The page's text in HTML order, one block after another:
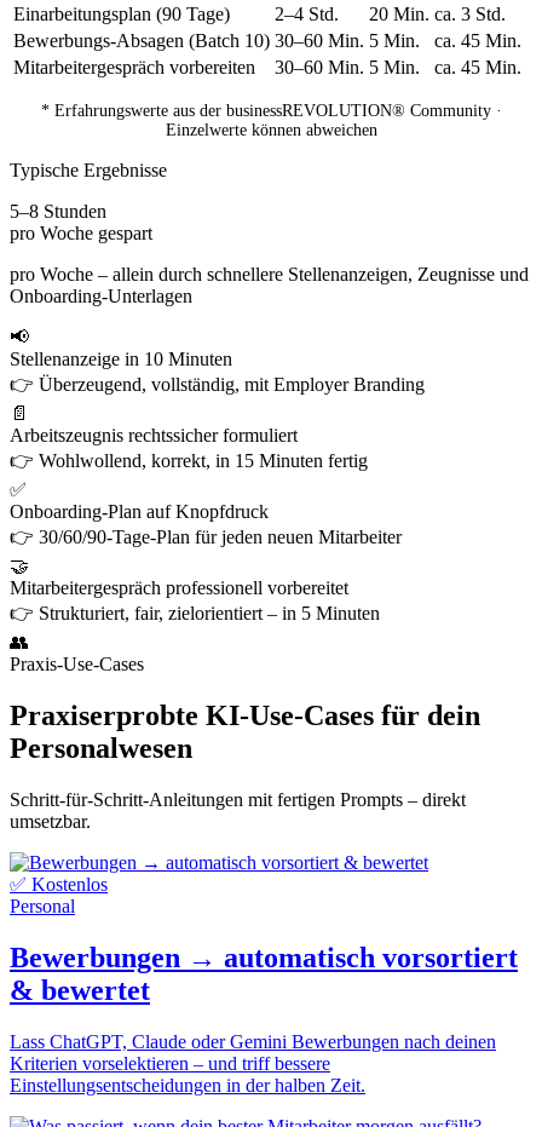
Einarbeitungsplan (90 Tage)
2–4 Std. 20 Min. ca. 3 Std.
Bewerbungs-Absagen (Batch 10) 30–60 Min. 5 Min.
ca. 45 Min.
Mitarbeitergespräch vorbereiten
30–60 Min. 5 Min. ca. 45 Min.
* Erfahrungswerte aus der businessREVOLUTION® Community ·
Einzelwerte können abweichen
Typische Ergebnisse
5–8 Stunden
pro Woche gespart
pro Woche – allein durch schnellere Stellenanzeigen, Zeugnisse und
Onboarding-Unterlagen
📢
Stellenanzeige in 10 Minuten
👉 Überzeugend, vollständig, mit Employer Branding
📄
Arbeitszeugnis rechtssicher formuliert
👉 Wohlwollend, korrekt, in 15 Minuten fertig
✅
Onboarding-Plan auf Knopfdruck
👉 30/60/90-Tage-Plan für jeden neuen Mitarbeiter
🤝
Mitarbeitergespräch professionell vorbereitet
👉 Strukturiert, fair, zielorientiert – in 5 Minuten
👥
Praxis-Use-Cases
Praxiserprobte KI-Use-Cases für dein
Personalwesen
Schritt-für-Schritt-Anleitungen mit fertigen Prompts – direkt
umsetzbar.
✅ Kostenlos
Personal
Bewerbungen → automatisch vorsortiert
& bewertet
Lass ChatGPT, Claude oder Gemini Bewerbungen nach deinen
Kriterien vorselektieren – und triff bessere
Einstellungsentscheidungen in der halben Zeit.